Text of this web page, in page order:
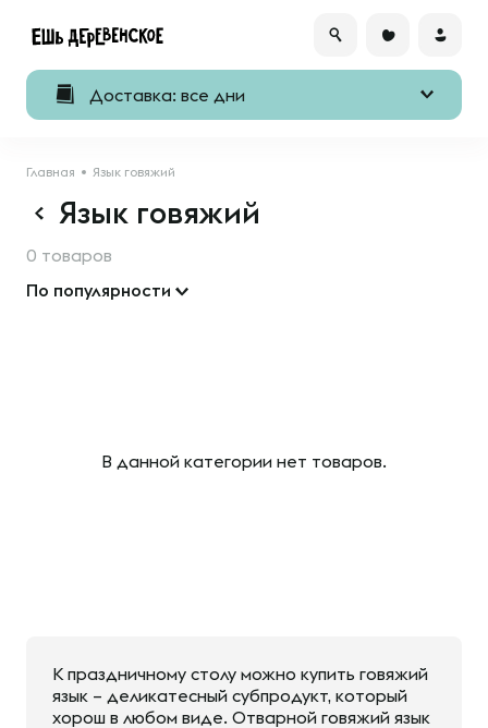
Доставка: все дни
Главная Язык говяжий
Язык говяжий
0 товаров
По популярности
В данной категории нет товаров.
К праздничному столу можно купить говяжий
язык – деликатесный субпродукт, который
хорош в любом виде. Отварной говяжий язык